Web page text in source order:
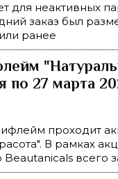
для неактивных
заказ был
ранее
по 27 марта
проходит
В рамках
Beautanicals всего